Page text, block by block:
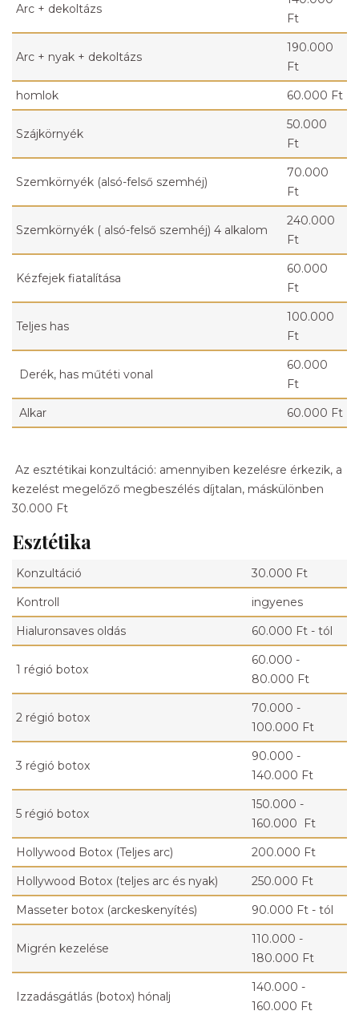
Arc + dekoltázs
Ft
Arc + nyak + dekoltázs
190.000
Ft
homlok
60.000 Ft
Szájkörnyék
50.000
Ft
Szemkörnyék (alsó-felső szemhéj)
70.000
Ft
Szemkörnyék ( alsó-felső szemhéj) 4 alkalom
240.000
Ft
Kézfejek fiatalítása
60.000
Ft
Teljes has
100.000
Ft
Derék, has műtéti vonal
60.000
Ft
Alkar
60.000 Ft
Az esztétikai konzultáció: amennyiben kezelésre érkezik, a
kezelést megelőző megbeszélés díjtalan, máskülönben
30.000 Ft
Esztétika
Konzultáció
30.000 Ft
Kontroll
ingyenes
Hialuronsaves oldás
60.000 Ft - tól
1 régió botox
60.000 -
80.000 Ft
2 régió botox
70.000 -
100.000 Ft
3 régió botox
90.000 -
140.000 Ft
5 régió botox
150.000 -
160.000 Ft
Hollywood Botox (Teljes arc)
200.000 Ft
Hollywood Botox (teljes arc és nyak)
250.000 Ft
Masseter botox (arckeskenyítés)
90.000 Ft - tól
Migrén kezelése
110.000 -
180.000 Ft
Izzadásgátlás (botox) hónalj
140.000 -
160.000 Ft